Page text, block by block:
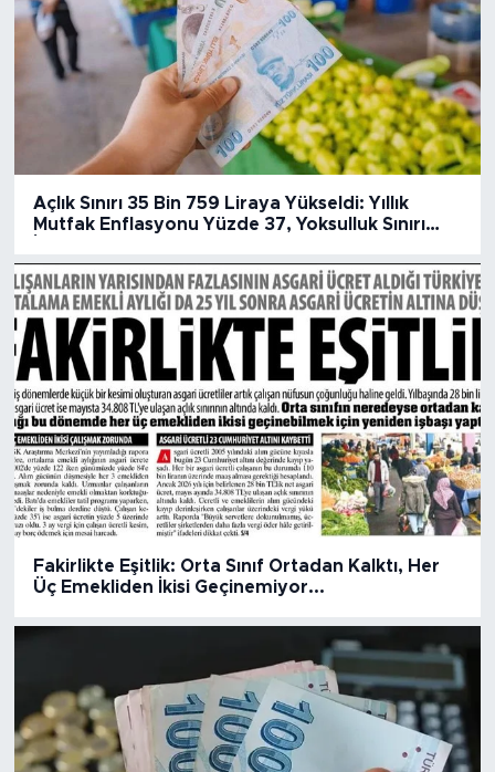
Açlık Sınırı 35 Bin 759 Liraya Yükseldi: Yıllık
Mutfak Enflasyonu Yüzde 37, Yoksulluk Sınırı
Fakirlikte Eşitlik: Orta Sınıf Ortadan Kalktı, Her
Üç Emekliden İkisi Geçinemiyor...